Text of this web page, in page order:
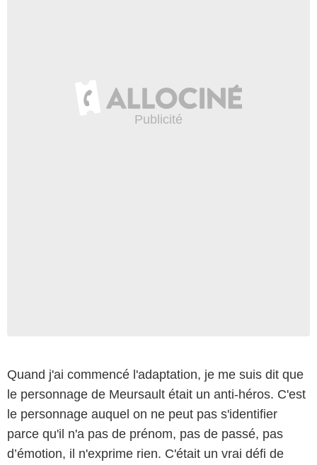
Quand j'ai commencé l'adaptation, je me suis dit que
le personnage de Meursault était un anti-héros. C'est
le personnage auquel on ne peut pas s'identifier
parce qu'il n'a pas de prénom, pas de passé, pas
d’émotion, il n'exprime rien. C'était un vrai défi de